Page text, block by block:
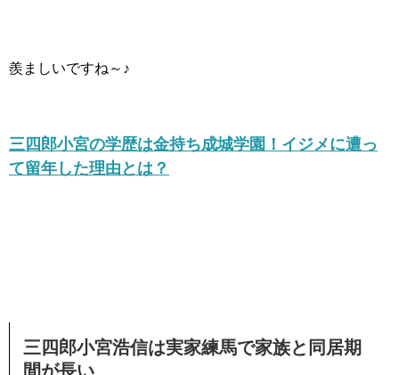
羨ましいですね～♪
三四郎小宮の学歴は金持ち成城学園！イジメに遭っ
て留年した理由とは？
三四郎小宮浩信は実家練馬で家族と同居期
間が長い